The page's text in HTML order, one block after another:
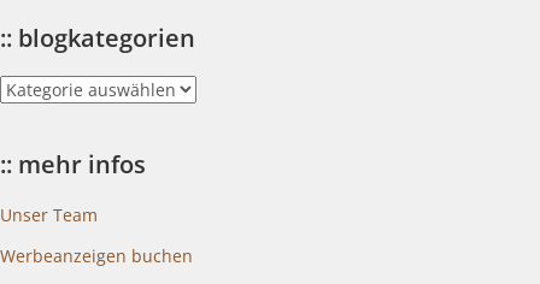
:: blogkategorien
::
blogkategorien
:: mehr infos
Unser Team
Werbeanzeigen buchen